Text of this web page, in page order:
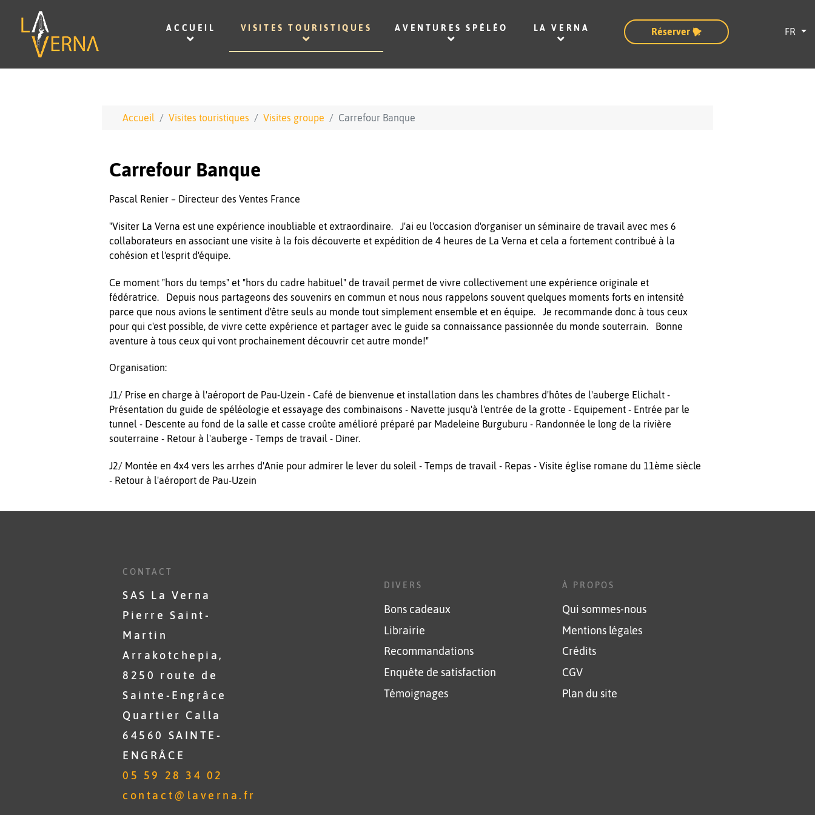
ACCUEIL VISITES TOURISTIQUES AVENTURES SPÉLÉO LA VERNA Réserver FR
Accueil Visites touristiques Visites groupe Carrefour Banque
Carrefour Banque
Pascal Renier – Directeur des Ventes France
"Visiter La Verna est une expérience inoubliable et extraordinaire. J'ai eu l'occasion d'organiser un séminaire de travail avec mes 6
collaborateurs en associant une visite à la fois découverte et expédition de 4 heures de La Verna et cela a fortement contribué à la
cohésion et l'esprit d'équipe.
Ce moment "hors du temps" et "hors du cadre habituel" de travail permet de vivre collectivement une expérience originale et
fédératrice. Depuis nous partageons des souvenirs en commun et nous nous rappelons souvent quelques moments forts en intensité
parce que nous avions le sentiment d'être seuls au monde tout simplement ensemble et en équipe. Je recommande donc à tous ceux
pour qui c'est possible, de vivre cette expérience et partager avec le guide sa connaissance passionnée du monde souterrain. Bonne
aventure à tous ceux qui vont prochainement découvrir cet autre monde!"
Organisation:
J1/ Prise en charge à l'aéroport de Pau-Uzein - Café de bienvenue et installation dans les chambres d'hôtes de l'auberge Elichalt -
Présentation du guide de spéléologie et essayage des combinaisons - Navette jusqu'à l'entrée de la grotte - Equipement - Entrée par le
tunnel - Descente au fond de la salle et casse croûte amélioré préparé par Madeleine Burguburu - Randonnée le long de la rivière
souterraine - Retour à l'auberge - Temps de travail - Diner.
J2/ Montée en 4x4 vers les arrhes d'Anie pour admirer le lever du soleil - Temps de travail - Repas - Visite église romane du 11ème siècle
- Retour à l'aéroport de Pau-Uzein
CONTACT
SAS La Verna
Pierre Saint-
Martin
Arrakotchepia,
8250 route de
Sainte-Engrâce
Quartier Calla
64560 SAINTE-
ENGRÂCE
05 59 28 34 02
contact@laverna.fr
DIVERS
Bons cadeaux
Librairie
Recommandations
Enquête de satisfaction
Témoignages
À PROPOS
Qui sommes-nous
Mentions légales
Crédits
CGV
Plan du site